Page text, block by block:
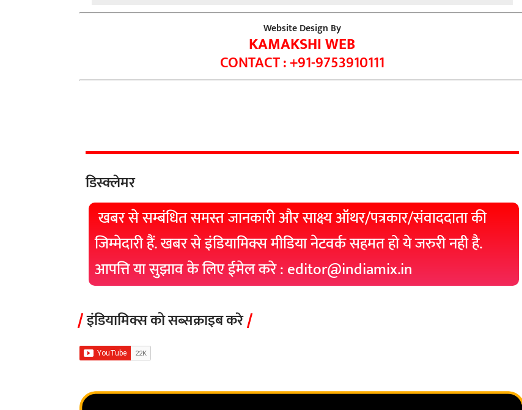
Website Design By
KAMAKSHI WEB
CONTACT : +91-9753910111
डिस्क्लेमर
खबर से सम्बंधित समस्त जानकारी और साक्ष्य ऑथर/पत्रकार/संवाददाता की
जिम्मेदारी हैं. खबर से इंडियामिक्स मीडिया नेटवर्क सहमत हो ये जरुरी नही है.
आपत्ति या सुझाव के लिए ईमेल करे : editor@indiamix.in
इंडियामिक्स को सब्सक्राइब करे